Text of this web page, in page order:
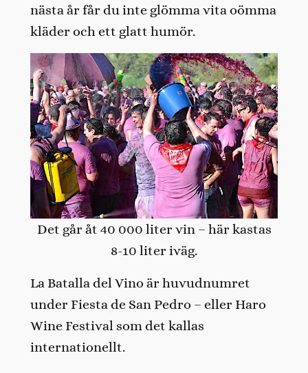
nästa år får du inte glömma vita oömma
kläder och ett glatt humör.
Det går åt 40 000 liter vin – här kastas
8-10 liter iväg.
La Batalla del Vino är huvudnumret
under Fiesta de San Pedro – eller Haro
Wine Festival som det kallas
internationellt.